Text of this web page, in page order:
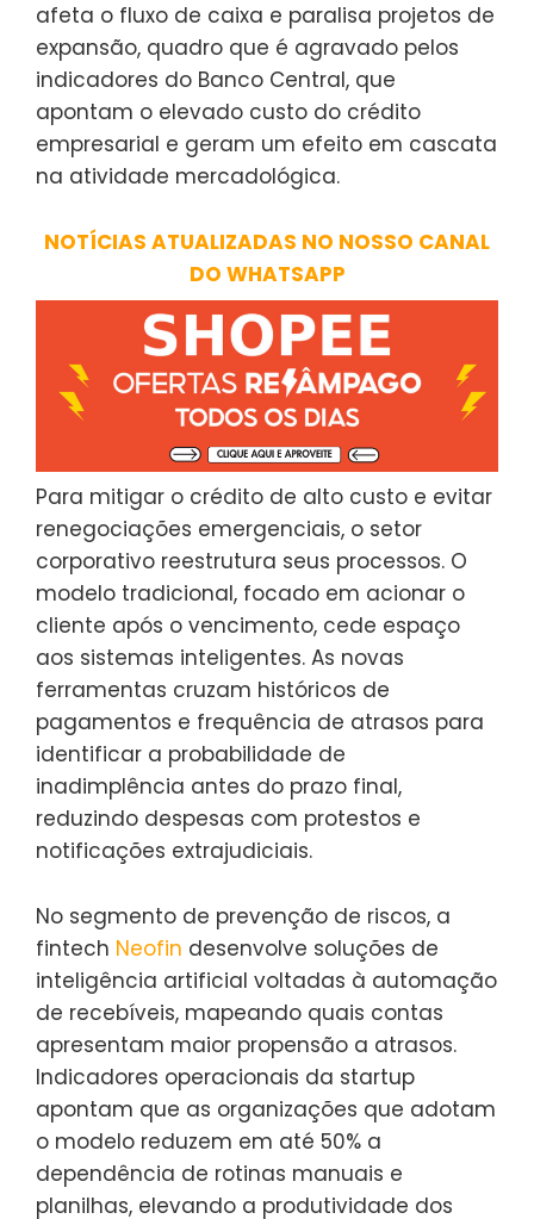
afeta o fluxo de caixa e paralisa projetos de
expansão, quadro que é agravado pelos
indicadores do Banco Central, que
apontam o elevado custo do crédito
empresarial e geram um efeito em cascata
na atividade mercadológica.
NOTÍCIAS ATUALIZADAS NO NOSSO CANAL
DO WHATSAPP
Para mitigar o crédito de alto custo e evitar
renegociações emergenciais, o setor
corporativo reestrutura seus processos. O
modelo tradicional, focado em acionar o
cliente após o vencimento, cede espaço
aos sistemas inteligentes. As novas
ferramentas cruzam históricos de
pagamentos e frequência de atrasos para
identificar a probabilidade de
inadimplência antes do prazo final,
reduzindo despesas com protestos e
notificações extrajudiciais.
No segmento de prevenção de riscos, a
fintech Neofin desenvolve soluções de
inteligência artificial voltadas à automação
de recebíveis, mapeando quais contas
apresentam maior propensão a atrasos.
Indicadores operacionais da startup
apontam que as organizações que adotam
o modelo reduzem em até 50% a
dependência de rotinas manuais e
planilhas, elevando a produtividade dos